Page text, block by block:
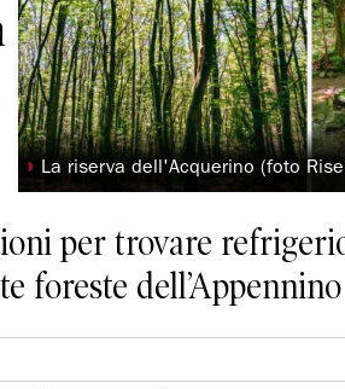
◗ La riserva dell'Acquerino (foto
per trovare
foreste dell’Appennino